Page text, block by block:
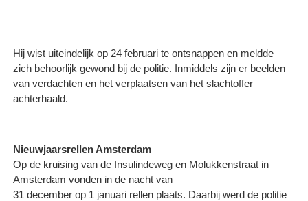
Hij wist uiteindelijk op 24 februari te ontsnappen en meldde
zich behoorlijk gewond bij de politie. Inmiddels zijn er beelden
van verdachten en het verplaatsen van het slachtoffer
achterhaald.
Nieuwjaarsrellen Amsterdam
Op de kruising van de Insulindeweg en Molukkenstraat in
Amsterdam vonden in de nacht van
31 december op 1 januari rellen plaats. Daarbij werd de politie